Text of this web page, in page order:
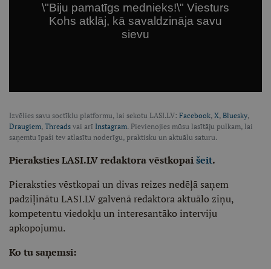
Izvēlies savu soctīklu platformu, lai sekotu LASI.LV: Facebook, X, Bluesky,
Draugiem, Threads vai arī Instagram. Pievienojies mūsu lasītāju pulkam, lai
saņemtu īpaši tev atlasītu noderīgu, praktisku un aktuālu saturu.
Pieraksties LASI.LV redaktora vēstkopaišeit.
Pieraksties vēstkopai un divas reizes nedēļā saņem
padziļinātu LASI.LV galvenā redaktora aktuālo ziņu,
kompetentu viedokļu un interesantāko interviju
apkopojumu.
Ko tu saņemsi: